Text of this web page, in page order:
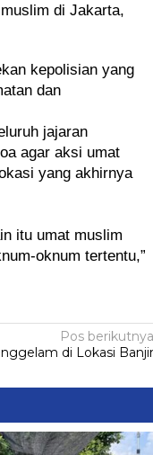
di Jakarta,
kepolisian yang
dan
jajaran
agar aksi umat
yang akhirnya
itu umat muslim
oknum tertentu,”
Pos berikutnya
di Lokasi Banjir